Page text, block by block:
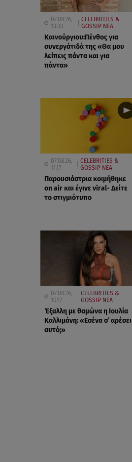
07.08.26,
13:33
CELEBRITIES &
GOSSIP ΝΕΑ
Καινούργιου:Πένθος για
συνεργάτιδά της «Θα μου
λείπεις πάντα και για
πάντα»
07.08.26,
11:17
CELEBRITIES &
GOSSIP ΝΕΑ
Παρουσιάστρια κοιμήθηκε
on air και έγινε viral- Δείτε
το στιγμιότυπο
07.08.26,
10:17
CELEBRITIES &
GOSSIP ΝΕΑ
Έξαλλη με θαμώνα η Ιουλία
Καλλιμάνη: «Εσένα σ’ αρέσει
αυτό;»